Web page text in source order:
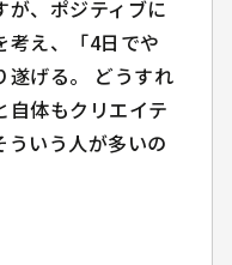
に時間をかけてし
、ポジティブに
考え、「4日でや
遂げる。 どうす
と自体もクリエイ
ういう人が多い
が、ポジティブに
考え、「4日でや
遂げる。 どうすれ
自体もクリエイテ
ういう人が多いの